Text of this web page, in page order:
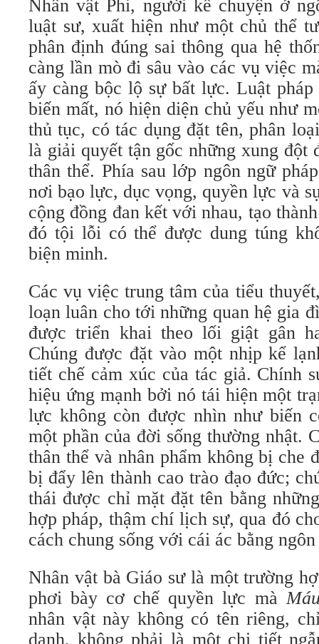
Nhân vật Phi, người kể chuyện ở
luật sư, xuất hiện như một chủ thể
phân định đúng sai thông qua hệ
càng lần mò đi sâu vào các vụ việc
ấy càng bộc lộ sự bất lực. Luật
biến mất, nó hiện diện chủ yếu như
thủ tục, có tác dụng đặt tên, phân
là giải quyết tận gốc những xung đột
thân thể. Phía sau lớp ngôn ngữ
nơi bạo lực, dục vọng, quyền lực và
cộng đồng đan kết với nhau, tạo
đó tội lỗi có thể được dung túng
biện minh.
Các vụ việc trung tâm của tiểu
loạn luân cho tới những quan hệ gia
được triển khai theo lối giật gân
Chúng được đặt vào một nhịp kể
tiết chế cảm xúc của tác giả. Chính
hiệu ứng mạnh bởi nó tái hiện một
lực không còn được nhìn như biến
một phần của đời sống thường nhật.
thân thể và nhân phẩm không bị che
bị đẩy lên thành cao trào đạo đức;
thái được chỉ mặt đặt tên bằng
hợp pháp, thậm chí lịch sự, qua đó
cách chung sống với cái ác bằng
Nhân vật bà Giáo sư là một trường
phơi bày cơ chế quyền lực mà
nhân vật này không có tên riêng,
danh, không phải là một chi tiết